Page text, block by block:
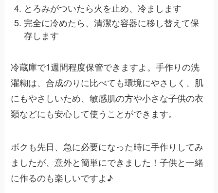
とろみがついたら火を止め、冷まします
完全に冷めたら、清潔な容器に移し替えて保
存します
冷蔵庫で1週間程度保管できますよ。手作りの洗
濯糊は、合成のりに比べても環境にやさしく、肌
にもやさしいため、敏感肌の方や小さな子供の衣
類などにも安心して使うことができます。
ボクも先日、急に必要になった時に手作りしてみ
ましたが、意外と簡単にできました！子供と一緒
に作るのも楽しいですよ♪